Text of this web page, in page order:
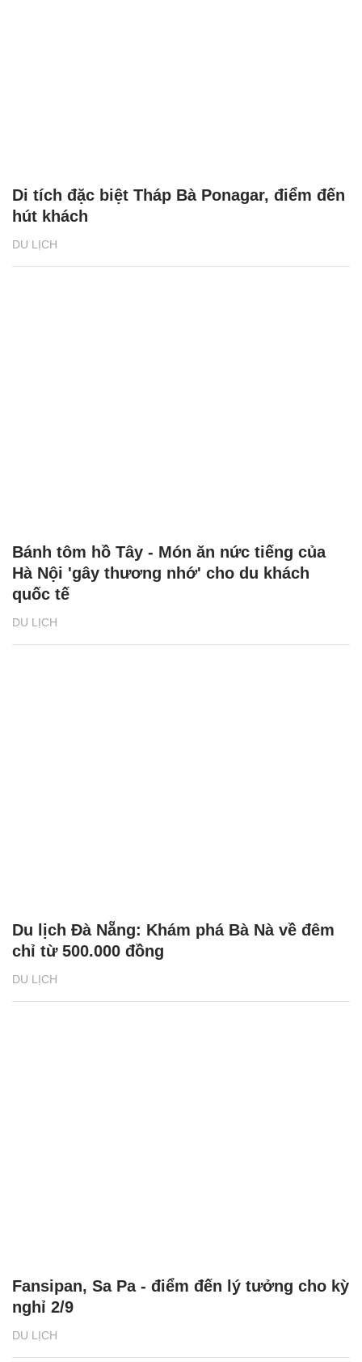
DU LỊCH
Di tích đặc biệt Tháp Bà Ponagar, điểm đến
hút khách
DU LỊCH
Bánh tôm hồ Tây - Món ăn nức tiếng của
Hà Nội 'gây thương nhớ' cho du khách
quốc tế
DU LỊCH
Du lịch Đà Nẵng: Khám phá Bà Nà về đêm
chỉ từ 500.000 đồng
DU LỊCH
Fansipan, Sa Pa - điểm đến lý tưởng cho kỳ
nghỉ 2/9